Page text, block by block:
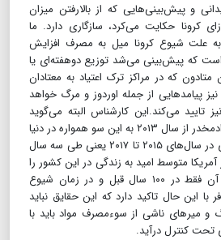
و پیش‌بینی‌هایی که از بالارفتن میزان
کرونا حکایت می‌کرد، سازگاری دارد. ما
علت شیوع کرونا میل به مصرف افزایش
که پیش‌بینی می‌شد توزیع دوهفته‌ای یا
که در مراکز ترک اعتیاد به معتادان
پیامدهایی از جمله اوردوز و مرگ خواهد
تایید می‌کند.این کارشناس البته می‌گوید
مرگ و میرهای ناشی از موادمخدر از سال ۲۰۱۳ به این سو همواره در دنیا
چالشی بزرگ بوده به طوری در سال‌های ۲۰۱۵ تا ۲۰۱۷ یعنی طی سه سال
متوسط امید به زندگی در این کشور را
کاهش داده بود که شبیه آن فقط در ۱۰۰ سال قبل و در زمان شیوع
با این حال تاکید دارد که این حقایق نباید
و میرهای ناشی از سوء‌مصرف مواد باید با
کنترل درآید.